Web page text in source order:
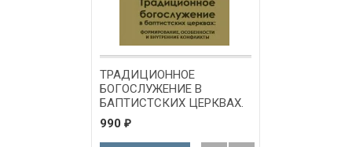
ТРАДИЦИОННОЕ
БОГОСЛУЖЕНИЕ В
БАПТИСТСКИХ ЦЕРКВАХ.
Леонид Михович
990 ₽